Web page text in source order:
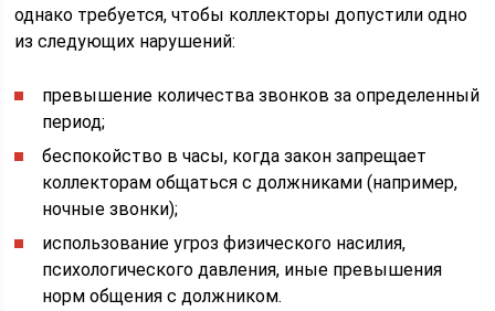
однако требуется, чтобы коллекторы допустили одно
из следующих нарушений:
превышение количества звонков за определенный
период;
беспокойство в часы, когда закон запрещает
коллекторам общаться с должниками (например,
ночные звонки);
использование угроз физического насилия,
психологического давления, иные превышения
норм общения с должником.